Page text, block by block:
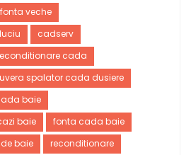
veche
cadserv
cada
spalator cada dusiere
baie
baie
fonta cada baie
baie
reconditionare